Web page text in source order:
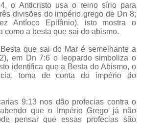
o Anticristo usa o reino sírio para
divisões do império grego de Dn 8;
Antíoco Epifânio), isto mostra o
como a besta que sai do abismo.
que sai do Mar é semelhante a
em Dn 7:6 o leopardo simboliza o
identifica que a Besta do Abismo, o
toma de conta do império do
9:13 nos dão profecias contra o
que o Império Grego já não
pensar que essas profecias são